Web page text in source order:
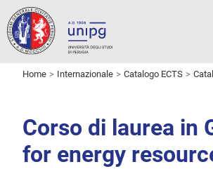
Home Internazionale Catalogo ECTS
Corso di laurea in
for energy